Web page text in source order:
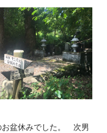
お盆休みでした。 次男